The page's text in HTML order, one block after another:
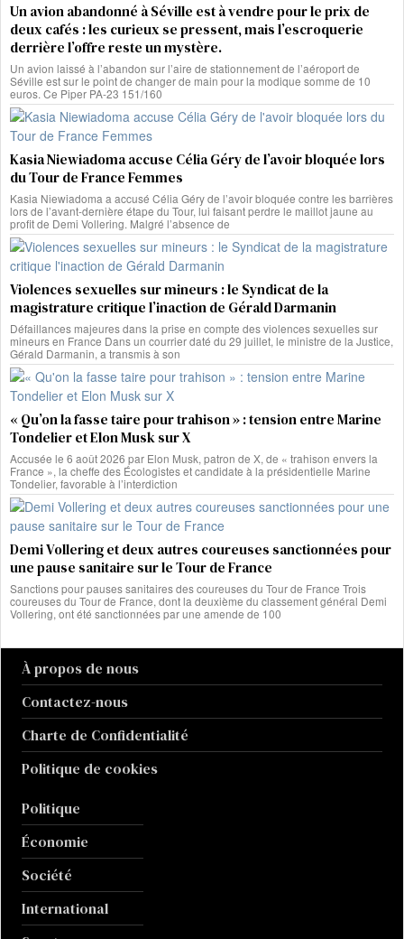
Un avion abandonné à Séville est à vendre pour le prix de
deux cafés : les curieux se pressent, mais l’escroquerie
derrière l’offre reste un mystère.
Un avion laissé à l’abandon sur l’aire de stationnement de l’aéroport de
Séville est sur le point de changer de main pour la modique somme de 10
euros. Ce Piper PA-23 151/160
Kasia Niewiadoma accuse Célia Géry de l’avoir bloquée lors
du Tour de France Femmes
Kasia Niewiadoma a accusé Célia Géry de l’avoir bloquée contre les barrières
lors de l’avant-dernière étape du Tour, lui faisant perdre le maillot jaune au
profit de Demi Vollering. Malgré l’absence de
Violences sexuelles sur mineurs : le Syndicat de la
magistrature critique l’inaction de Gérald Darmanin
Défaillances majeures dans la prise en compte des violences sexuelles sur
mineurs en France Dans un courrier daté du 29 juillet, le ministre de la Justice,
Gérald Darmanin, a transmis à son
« Qu’on la fasse taire pour trahison » : tension entre Marine
Tondelier et Elon Musk sur X
Accusée le 6 août 2026 par Elon Musk, patron de X, de « trahison envers la
France », la cheffe des Écologistes et candidate à la présidentielle Marine
Tondelier, favorable à l’interdiction
Demi Vollering et deux autres coureuses sanctionnées pour
une pause sanitaire sur le Tour de France
Sanctions pour pauses sanitaires des coureuses du Tour de France Trois
coureuses du Tour de France, dont la deuxième du classement général Demi
Vollering, ont été sanctionnées par une amende de 100
À propos de nous
Contactez-nous
Charte de Confidentialité
Politique de cookies
Politique
Économie
Société
International